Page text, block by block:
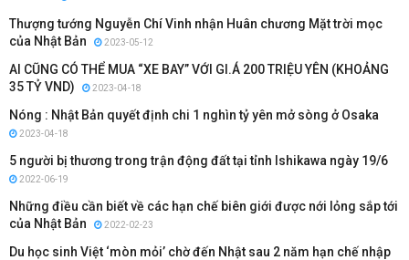
Thượng tướng Nguyễn Chí Vinh nhận Huân chương Mặt trời mọc
của Nhật Bản
2023-05-12
AI CŨNG CÓ THỂ MUA “XE BAY” VỚI GI.Á 200 TRIỆU YÊN (KHOẢNG
35 TỶ VND)
2023-04-18
Nóng : Nhật Bản quyết định chi 1 nghìn tỷ yên mở sòng ở Osaka
2023-04-18
5 người bị thương trong trận động đất tại tỉnh Ishikawa ngày 19/6
2022-06-19
Những điều cần biết về các hạn chế biên giới được nới lỏng sắp tới
của Nhật Bản
2022-02-23
Du học sinh Việt ‘mòn mỏi’ chờ đến Nhật sau 2 năm hạn chế nhập